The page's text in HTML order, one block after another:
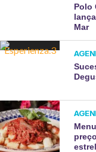
Polo
Mar